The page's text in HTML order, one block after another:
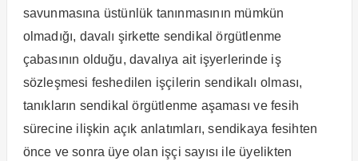
savunmasına üstünlük tanınmasının mümkün
olmadığı, davalı şirkette sendikal örgütlenme
çabasının olduğu, davalıya ait işyerlerinde iş
sözleşmesi feshedilen işçilerin sendikalı olması,
tanıkların sendikal örgütlenme aşaması ve fesih
sürecine ilişkin açık anlatımları, sendikaya fesihten
önce ve sonra üye olan işçi sayısı ile üyelikten